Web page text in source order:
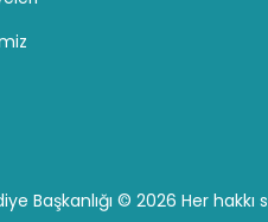
Başkanlığı © 2026 Her hakkı